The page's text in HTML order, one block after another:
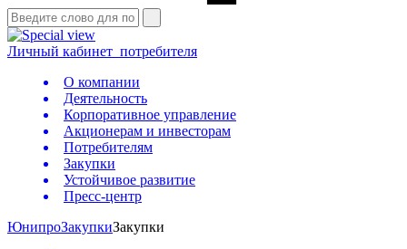
Личный кабинет потребителя
О компании
Деятельность
Корпоративное управление
Акционерам и инвесторам
Потребителям
Закупки
Устойчивое развитие
Пресс-центр
ЮнипроЗакупкиЗакупки